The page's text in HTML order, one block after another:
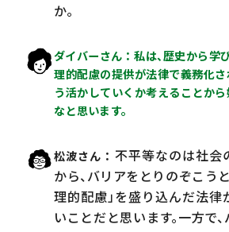
か。
ダイバーさん
私は、歴史から学
理的配慮の提供が法律で義務化
う活かしていくか考えることか
なと思います。
松波さん
不平等なのは社会
から、バリアをとりのぞこう
理的配慮」を盛り込んだ法
いことだと思います。一方で